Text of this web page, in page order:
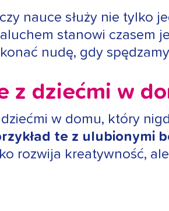
nauce służy nie tylko
stanowi czasem
nudę, gdy
z dziećmi w
w domu, który
te z ulubionymi
rozwija kreatywność,